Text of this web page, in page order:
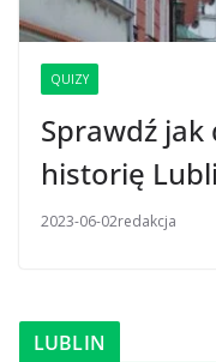
QUIZY
Sprawdź jak
historię
2023-06-02redakcja
LUBLIN